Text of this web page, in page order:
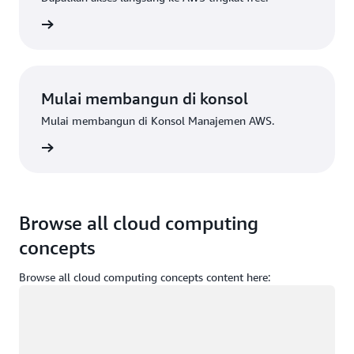
Mulai membangun di konsol
Mulai membangun di Konsol Manajemen AWS.
Browse all cloud computing
concepts
Browse all cloud computing concepts content here: